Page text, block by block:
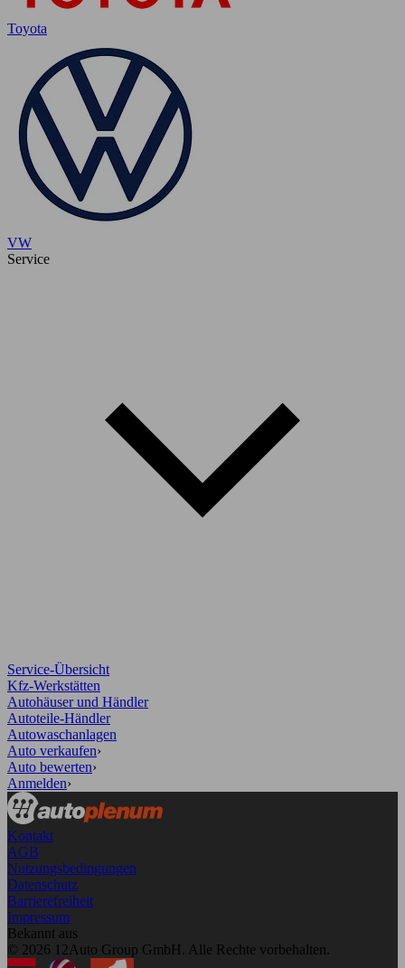
Toyota
VW
Service
Service-Übersicht
Kfz-Werkstätten
Autohäuser und Händler
Autoteile-Händler
Autowaschanlagen
Auto verkaufen›
Auto bewerten›
Anmelden›
Kontakt
AGB
Nutzungsbedingungen
Datenschutz
Barrierefreiheit
Impressum
Bekannt aus
© 2026 12Auto Group GmbH. Alle Rechte vorbehalten.